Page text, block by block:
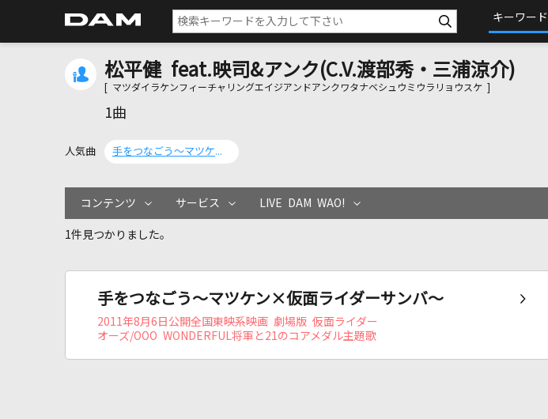
キーワード
松平健 feat.映司&アンク(C.V.渡部秀・三浦涼介)
[ マツダイラケンフィーチャリングエイジアンドアンクワタナベシュウミウラリョウスケ ]
1曲
人気曲 手をつなごう～マツケン×仮面ライダーサンバ～
コンテンツ サービス LIVE DAM WAO!
1件見つかりました。
手をつなごう～マツケン×仮面ライダーサンバ～
2011年8月6日公開全国東映系映画 劇場版 仮面ライダー
オーズ/OOO WONDERFUL将軍と21のコアメダル主題歌